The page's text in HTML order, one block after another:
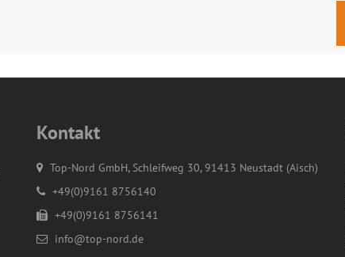
Kontakt
Top-Nord GmbH, Schleifweg 30, 91413 Neustadt (Aisch)
+49(0)9161 8756140
+49(0)9161 8756141
info@top-nord.de